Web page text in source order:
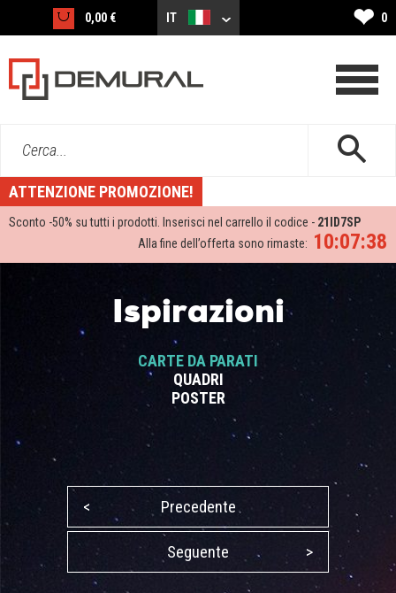
0,00 € IT ❤ 0
Cerca...
ATTENZIONE PROMOZIONE!
Sconto -50% su tutti i prodotti. Inserisci nel carrello il codice - 21ID7SP
10:07:38
Alla fine dell’offerta sono rimaste:
Ispirazioni
CARTE DA PARATI
QUADRI
POSTER
< Precedente
Seguente >